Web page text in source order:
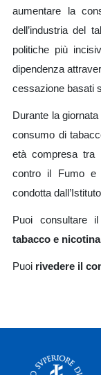
aumentare la
dell’industria del
politiche più
dipendenza
cessazione basati
Durante la
consumo di
età compresa tra
contro il Fumo e
condotta
Puoi consultare il
tabacco e nicotina
Puoi rivedere il